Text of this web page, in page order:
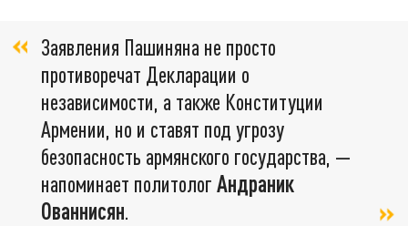
Заявления Пашиняна не просто
противоречат Декларации о
независимости, а также Конституции
Армении, но и ставят под угрозу
безопасность армянского государства, —
напоминает политолог Андраник
Ованнисян.